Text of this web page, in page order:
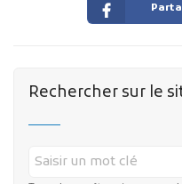
Rechercher sur le